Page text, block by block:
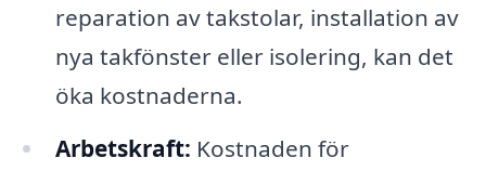
reparation av takstolar, installation av
nya takfönster eller isolering, kan det
öka kostnaderna.
Arbetskraft: Kostnaden för